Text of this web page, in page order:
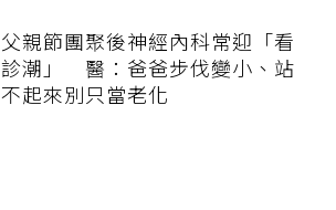
父親節團聚後神經內科常迎「看
診潮」 醫：爸爸步伐變小、站
不起來別只當老化